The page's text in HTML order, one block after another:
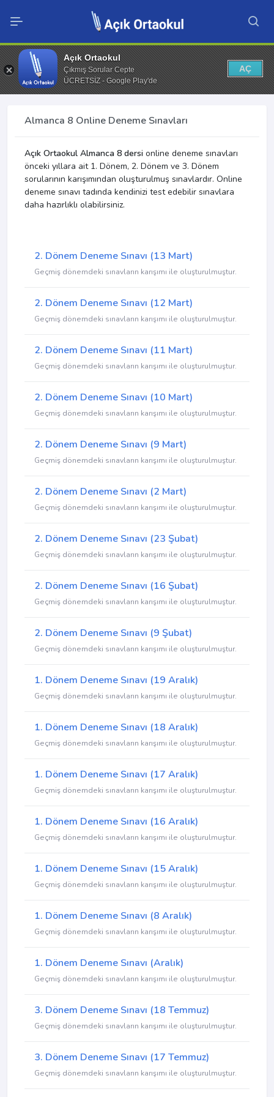
Açık Ortaokul
Çıkmış Sorular Cepte
ÜCRETSİZ - Google Play'de
AÇ
Almanca 8 Online Deneme Sınavları
Açık Ortaokul Almanca 8 dersi online deneme sınavları
önceki yıllara ait 1. Dönem, 2. Dönem ve 3. Dönem
sorularının karışımından oluşturulmuş sınavlardır. Online
deneme sınavı tadında kendinizi test edebilir sınavlara
daha hazırlıklı olabilirsiniz.
2. Dönem Deneme Sınavı (13 Mart)
Geçmiş dönemdeki sınavların karışımı ile oluşturulmuştur.
2. Dönem Deneme Sınavı (12 Mart)
Geçmiş dönemdeki sınavların karışımı ile oluşturulmuştur.
2. Dönem Deneme Sınavı (11 Mart)
Geçmiş dönemdeki sınavların karışımı ile oluşturulmuştur.
2. Dönem Deneme Sınavı (10 Mart)
Geçmiş dönemdeki sınavların karışımı ile oluşturulmuştur.
2. Dönem Deneme Sınavı (9 Mart)
Geçmiş dönemdeki sınavların karışımı ile oluşturulmuştur.
2. Dönem Deneme Sınavı (2 Mart)
Geçmiş dönemdeki sınavların karışımı ile oluşturulmuştur.
2. Dönem Deneme Sınavı (23 Şubat)
Geçmiş dönemdeki sınavların karışımı ile oluşturulmuştur.
2. Dönem Deneme Sınavı (16 Şubat)
Geçmiş dönemdeki sınavların karışımı ile oluşturulmuştur.
2. Dönem Deneme Sınavı (9 Şubat)
Geçmiş dönemdeki sınavların karışımı ile oluşturulmuştur.
1. Dönem Deneme Sınavı (19 Aralık)
Geçmiş dönemdeki sınavların karışımı ile oluşturulmuştur.
1. Dönem Deneme Sınavı (18 Aralık)
Geçmiş dönemdeki sınavların karışımı ile oluşturulmuştur.
1. Dönem Deneme Sınavı (17 Aralık)
Geçmiş dönemdeki sınavların karışımı ile oluşturulmuştur.
1. Dönem Deneme Sınavı (16 Aralık)
Geçmiş dönemdeki sınavların karışımı ile oluşturulmuştur.
1. Dönem Deneme Sınavı (15 Aralık)
Geçmiş dönemdeki sınavların karışımı ile oluşturulmuştur.
1. Dönem Deneme Sınavı (8 Aralık)
Geçmiş dönemdeki sınavların karışımı ile oluşturulmuştur.
1. Dönem Deneme Sınavı (Aralık)
Geçmiş dönemdeki sınavların karışımı ile oluşturulmuştur.
3. Dönem Deneme Sınavı (18 Temmuz)
Geçmiş dönemdeki sınavların karışımı ile oluşturulmuştur.
3. Dönem Deneme Sınavı (17 Temmuz)
Geçmiş dönemdeki sınavların karışımı ile oluşturulmuştur.